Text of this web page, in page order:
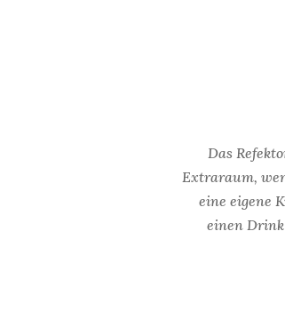
Das
Extraraum,
eine eigene
einen